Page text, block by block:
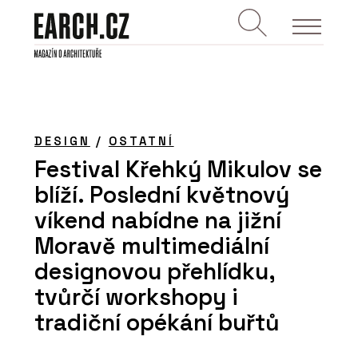
DESIGN / OSTATNÍ
Festival Křehký Mikulov se
blíží. Poslední květnový
víkend nabídne na jižní
Moravě multimediální
designovou přehlídku,
tvůrčí workshopy i
tradiční opékání buřtů